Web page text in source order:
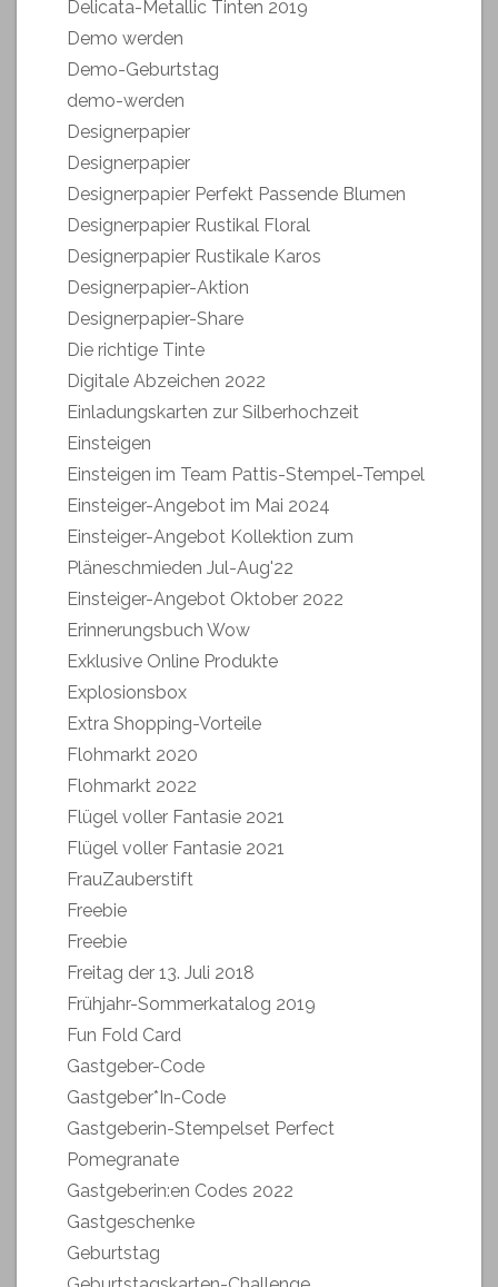
Delicata-Metallic Tinten 2019
Demo werden
Demo-Geburtstag
demo-werden
Designerpapier
Designerpapier
Designerpapier Perfekt Passende Blumen
Designerpapier Rustikal Floral
Designerpapier Rustikale Karos
Designerpapier-Aktion
Designerpapier-Share
Die richtige Tinte
Digitale Abzeichen 2022
Einladungskarten zur Silberhochzeit
Einsteigen
Einsteigen im Team Pattis-Stempel-Tempel
Einsteiger-Angebot im Mai 2024
Einsteiger-Angebot Kollektion zum
Pläneschmieden Jul-Aug'22
Einsteiger-Angebot Oktober 2022
Erinnerungsbuch Wow
Exklusive Online Produkte
Explosionsbox
Extra Shopping-Vorteile
Flohmarkt 2020
Flohmarkt 2022
Flügel voller Fantasie 2021
Flügel voller Fantasie 2021
FrauZauberstift
Freebie
Freebie
Freitag der 13. Juli 2018
Frühjahr-Sommerkatalog 2019
Fun Fold Card
Gastgeber-Code
Gastgeber*In-Code
Gastgeberin-Stempelset Perfect
Pomegranate
Gastgeberin:en Codes 2022
Gastgeschenke
Geburtstag